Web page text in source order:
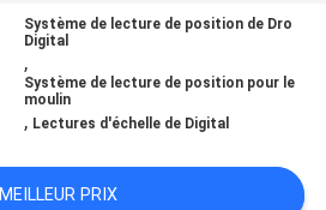
Système de lecture de position de Dro
Digital
,
Système de lecture de position pour le
moulin
, Lectures d'échelle de Digital
MEILLEUR PRIX